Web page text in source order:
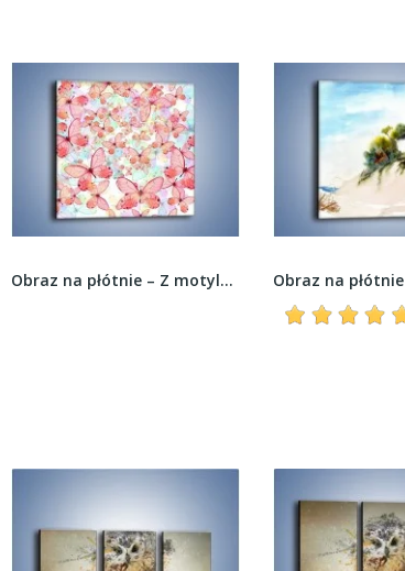
Obraz na płótnie – Z motylem w stronę światła –...